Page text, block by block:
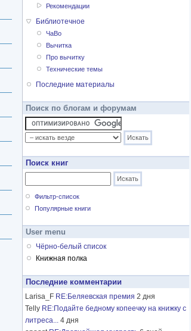
Рекомендации
Библиотечное
ЧаВо
Вычитка
Про вычитку
Технические темы
Последние материалы
Поиск по блогам и форумам
Поиск книг
Фильтр-список
Популярные книги
User menu
Чёрно-белый список
Книжная полка
Последние комментарии
Larisa_F RE:Беляевская премия 2 дня
Telly RE:Подайте бедному копеечку на книжку с
литреса... 4 дня